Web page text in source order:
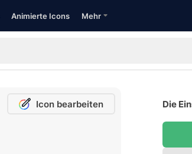
Animierte Icons Mehr
Icon bearbeiten Die